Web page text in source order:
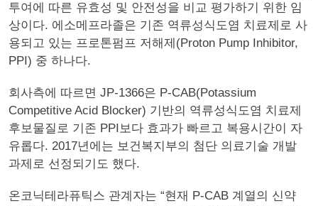
투여에 따른 유효성 및 안전성을 비교 평가하기 위한 임
상이다. 에소메프라졸은 기존 역류성식도염 치료제로 사
용되고 있는 프로톤펌프 저해제(Proton Pump Inhibitor,
PPI) 중 하나다.
회사측에 따르면 JP-1366은 P-CAB(Potassium
Competitive Acid Blocker) 기반의 역류성식도염 치료제
후보물질로 기존 PPI보다 효과가 빠르고 복용시간이 자
유롭다. 2017년에는 보건복지부의 첨단 의료기술 개발
과제로 선정되기도 했다.
온코닉테라퓨틱스 관계자는 “현재 P-CAB 계열의 신약